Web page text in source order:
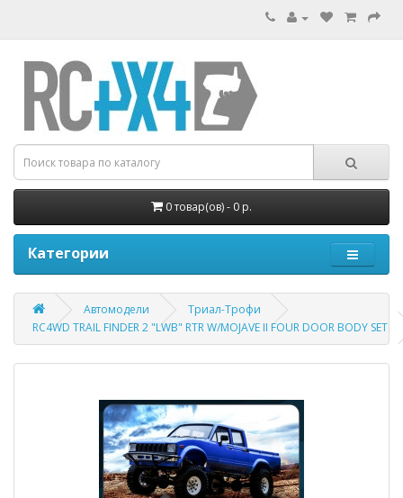
0 товар(ов) - 0 р.
Категории
Автомодели
Триал-Трофи
RC4WD TRAIL FINDER 2 "LWB" RTR W/MOJAVE II FOUR DOOR BODY SET